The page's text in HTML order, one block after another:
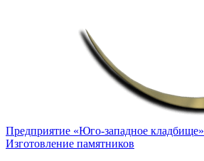
Предприятие «Юго-западное кладбище»
Изготовление памятников